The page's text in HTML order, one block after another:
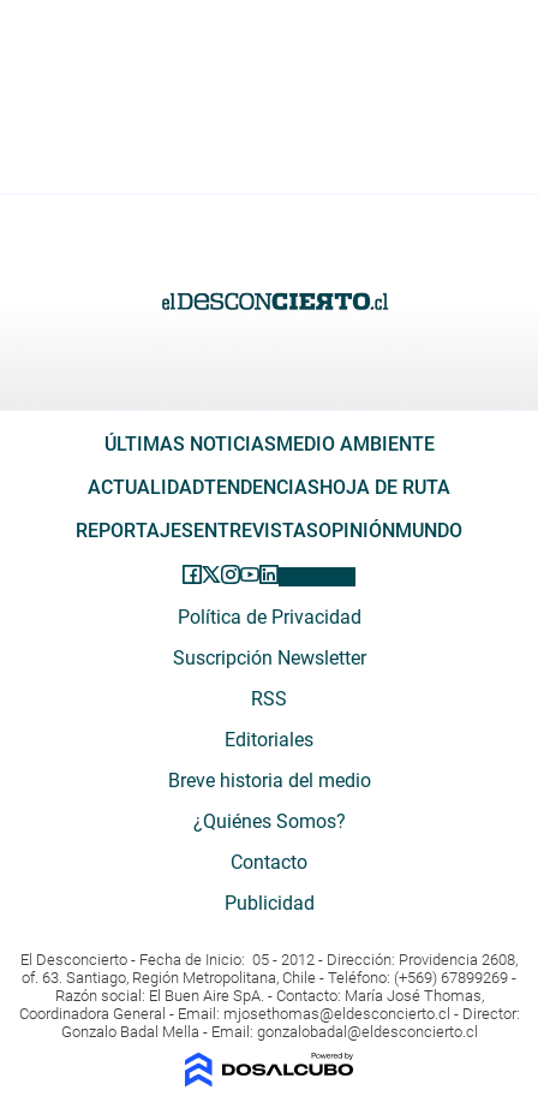
ÚLTIMAS NOTICIASMEDIO AMBIENTE
ACTUALIDADTENDENCIASHOJA DE RUTA
REPORTAJESENTREVISTASOPINIÓNMUNDO
Política de Privacidad
Suscripción Newsletter
RSS
Editoriales
Breve historia del medio
¿Quiénes Somos?
Contacto
Publicidad
El Desconcierto - Fecha de Inicio: 05 - 2012 - Dirección: Providencia 2608,
of. 63. Santiago, Región Metropolitana, Chile - Teléfono: (+569) 67899269 -
Razón social: El Buen Aire SpA. - Contacto: María José Thomas,
Coordinadora General - Email: mjosethomas@eldesconcierto.cl - Director:
Gonzalo Badal Mella - Email: gonzalobadal@eldesconcierto.cl